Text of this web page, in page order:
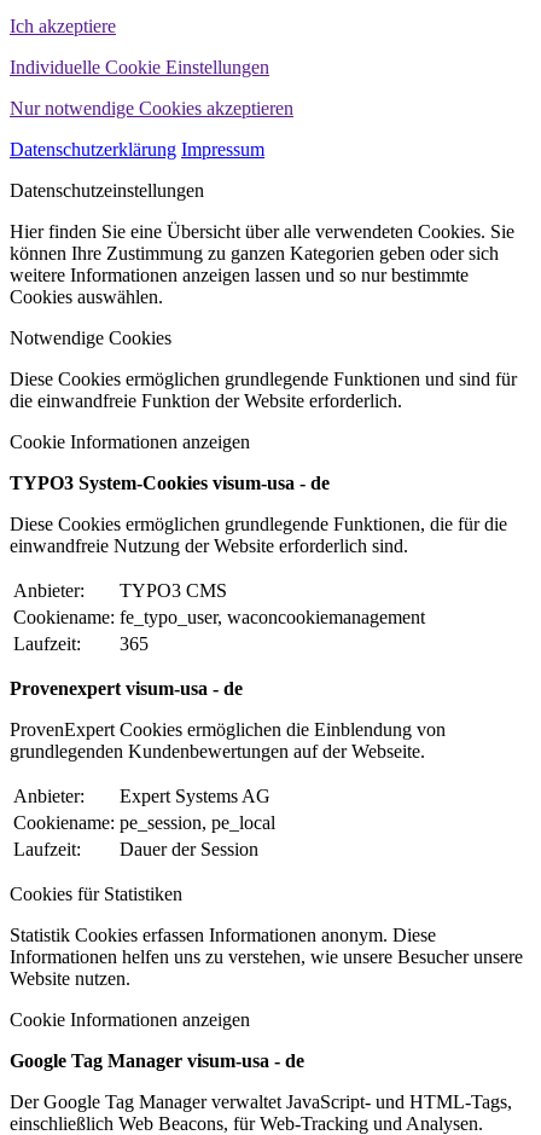
Ich akzeptiere
Individuelle Cookie Einstellungen
Nur notwendige Cookies akzeptieren
Datenschutzerklärung Impressum
Datenschutzeinstellungen
Hier finden Sie eine Übersicht über alle verwendeten Cookies. Sie
können Ihre Zustimmung zu ganzen Kategorien geben oder sich
weitere Informationen anzeigen lassen und so nur bestimmte
Cookies auswählen.
Notwendige Cookies
Diese Cookies ermöglichen grundlegende Funktionen und sind für
die einwandfreie Funktion der Website erforderlich.
Cookie Informationen anzeigen
TYPO3 System-Cookies visum-usa - de
Diese Cookies ermöglichen grundlegende Funktionen, die für die
einwandfreie Nutzung der Website erforderlich sind.
Anbieter:
TYPO3 CMS
Cookiename: fe_typo_user, waconcookiemanagement
Laufzeit:
365
Provenexpert visum-usa - de
ProvenExpert Cookies ermöglichen die Einblendung von
grundlegenden Kundenbewertungen auf der Webseite.
Anbieter:
Expert Systems AG
Cookiename: pe_session, pe_local
Laufzeit:
Dauer der Session
Cookies für Statistiken
Statistik Cookies erfassen Informationen anonym. Diese
Informationen helfen uns zu verstehen, wie unsere Besucher unsere
Website nutzen.
Cookie Informationen anzeigen
Google Tag Manager visum-usa - de
Der Google Tag Manager verwaltet JavaScript- und HTML-Tags,
einschließlich Web Beacons, für Web-Tracking und Analysen.